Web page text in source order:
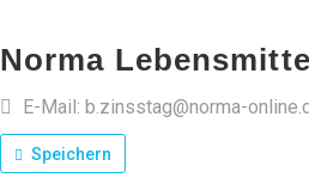
Norma
E-Mail: b.zinsstag@norma-
Speichern